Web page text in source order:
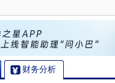
财务分析